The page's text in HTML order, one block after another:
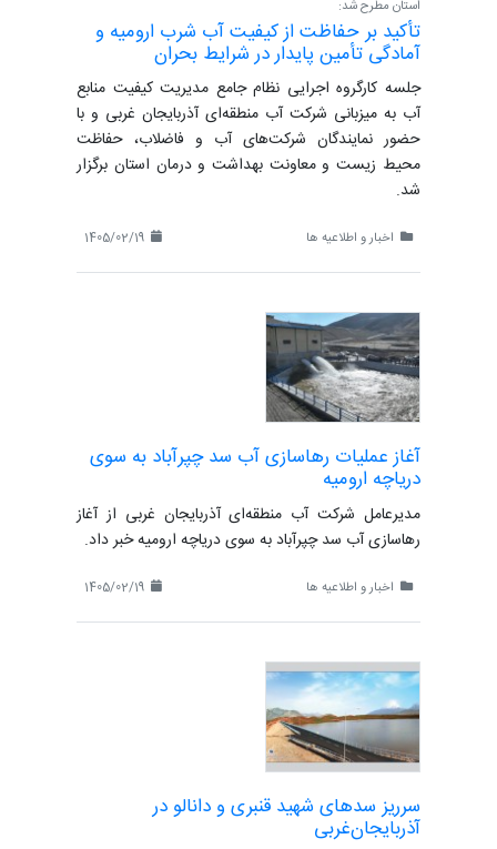
استان مطرح شد:
تأکید بر حفاظت از کیفیت آب شرب ارومیه و
آمادگی تأمین پایدار در شرایط بحران
جلسه کارگروه اجرایی نظام جامع مدیریت کیفیت منابع
آب به میزبانی شرکت آب منطقه‌ای آذربایجان غربی و با
حضور نمایندگان شرکت‌های آب و فاضلاب، حفاظت
محیط زیست و معاونت بهداشت و درمان استان برگزار
شد.
اخبار و اطلاعیه ها
آغاز عملیات رهاسازی آب سد چپرآباد به سوی
دریاچه ارومیه
مدیرعامل شرکت آب منطقه‌ای آذربایجان غربی از آغاز
رهاسازی آب سد چپرآباد به سوی دریاچه ارومیه خبر داد.
اخبار و اطلاعیه ها
سرریز سدهای شهید قنبری و دانالو در
آذربایجان‌غربی